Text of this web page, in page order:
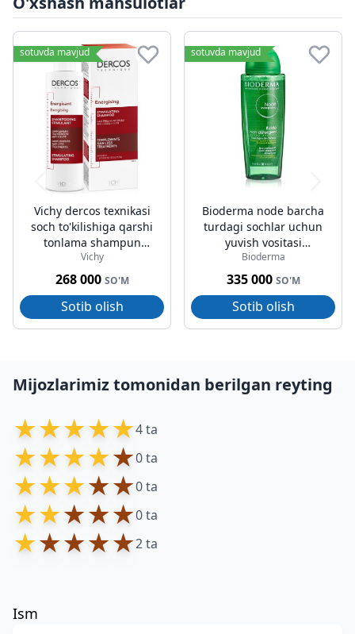
sotuvda mavjud
Vichy dercos texnikasi
soch to'kilishiga qarshi
tonlama shampun
200ml
Vichy
268 000 SO'M
Sotib olish
sotuvda mavjud
Bioderma node barcha
turdagi sochlar uchun
yuvish vositasi
bo'lmagan shampun
400ml
Bioderma
335 000 SO'M
Sotib olish
Mijozlarimiz tomonidan berilgan reyting
★★★★★4 ta
★★★★★0 ta
★★★★★0 ta
★★★★★0 ta
★★★★★2 ta
Ism